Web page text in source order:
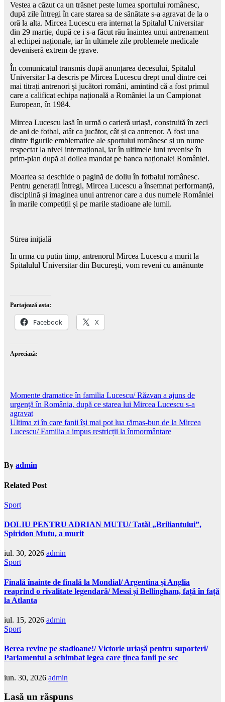
Vestea a căzut ca un trăsnet peste lumea sportului românesc,
după zile întregi în care starea sa de sănătate s-a agravat de la o
oră la alta. Mircea Lucescu era internat la Spitalul Universitar
din 29 martie, după ce i s-a făcut rău înaintea unui antrenament
al echipei naționale, iar în ultimele zile problemele medicale
deveniseră extrem de grave.
În comunicatul transmis după anunțarea decesului, Spitalul
Universitar l-a descris pe Mircea Lucescu drept unul dintre cei
mai titrați antrenori și jucători români, amintind că a fost primul
care a calificat echipa națională a României la un Campionat
European, în 1984.
Mircea Lucescu lasă în urmă o carieră uriașă, construită în zeci
de ani de fotbal, atât ca jucător, cât și ca antrenor. A fost una
dintre figurile emblematice ale sportului românesc și un nume
respectat la nivel internațional, iar în ultimele luni revenise în
prim-plan după al doilea mandat pe banca naționalei României.
Moartea sa deschide o pagină de doliu în fotbalul românesc.
Pentru generații întregi, Mircea Lucescu a însemnat performanță,
disciplină și imaginea unui antrenor care a dus numele României
în marile competiții și pe marile stadioane ale lumii.
Stirea inițială
In urma cu putin timp, antrenorul Mircea Lucescu a murit la
Spitalulul Universitar din București, vom reveni cu amănunte
Partajează asta:
Facebook X
Apreciază:
Navigare
în
articole
Momente dramatice în familia Lucescu/ Răzvan a ajuns de
urgență în România, după ce starea lui Mircea Lucescu s-a
agravat
Ultima zi în care fanii își mai pot lua rămas-bun de la Mircea
Lucescu/ Familia a impus restricții la înmormântare
By admin
Related Post
Sport
DOLIU PENTRU ADRIAN MUTU/ Tatăl „Briliantului”,
Spiridon Mutu, a murit
iul. 30, 2026 admin
Sport
Finală înainte de finală la Mondial/ Argentina și Anglia
reaprind o rivalitate legendară/ Messi și Bellingham, față în față
la Atlanta
iul. 15, 2026 admin
Sport
Berea revine pe stadioane!/ Victorie uriașă pentru suporteri/
Parlamentul a schimbat legea care ținea fanii pe sec
iun. 30, 2026 admin
Lasă un răspuns